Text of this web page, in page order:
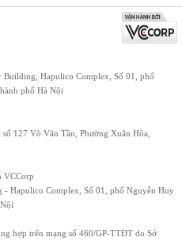
Building, Hapulico Complex, Số 01, phố
phố Hà Nội
127 Võ Văn Tần, Phường Xuân Hòa,
VCCorp
- Hapulico Complex, Số 01, phố Nguyễn Huy
hợp trên mạng số 460/GP-TTĐT do Sở